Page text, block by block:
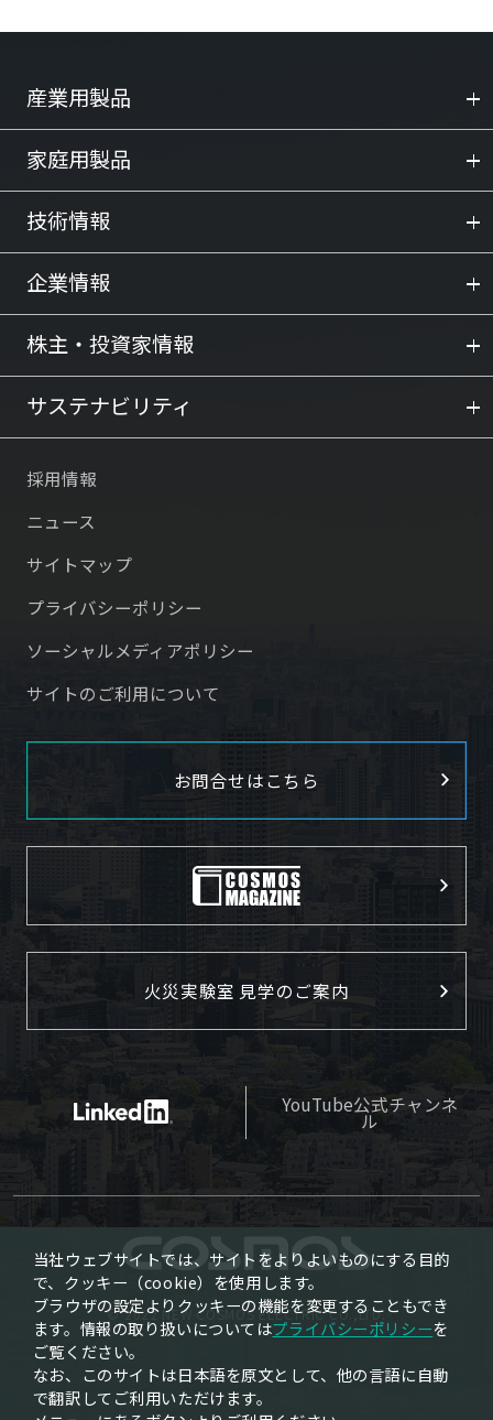
産業用製品
家庭用製品
技術情報
企業情報
株主・投資家情報
サステナビリティ
採用情報
ニュース
サイトマップ
プライバシーポリシー
ソーシャルメディアポリシー
サイトのご利用について
お問合せはこちら
火災実験室 見学のご案内
YouTube公式チャンネ
ル
© 2022 NEW COSMOS ELECTRIC CO.,LTD.
当社ウェブサイトでは、サイトをよりよいものにする目的
で、クッキー（cookie）を使用します。
ブラウザの設定よりクッキーの機能を変更することもでき
ます。情報の取り扱いについてはプライバシーポリシーを
ご覧ください。
なお、このサイトは日本語を原文として、他の言語に自動
で翻訳してご利用いただけます。